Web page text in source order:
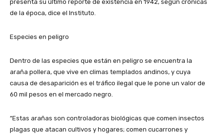
presenta su último reporte de existencia en 1942, según crónicas
de la época, dice el Instituto.
Especies en peligro
Dentro de las especies que están en peligro se encuentra la
araña pollera, que vive en climas templados andinos, y cuya
causa de desaparición es el tráfico ilegal que le pone un valor de
60 mil pesos en el mercado negro.
“Estas arañas son controladoras biológicas que comen insectos
plagas que atacan cultivos y hogares; comen cucarrones y